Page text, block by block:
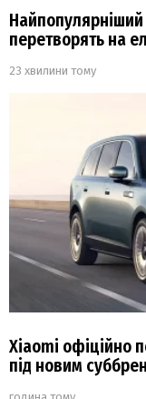
Найпопулярніший
перетворять на
23 хвилини тому
Xiaomi офіційно
під новим